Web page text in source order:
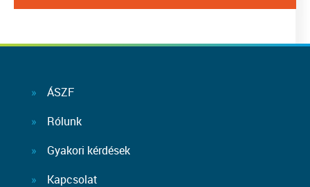
ÁSZF
Rólunk
Gyakori kérdések
Kapcsolat